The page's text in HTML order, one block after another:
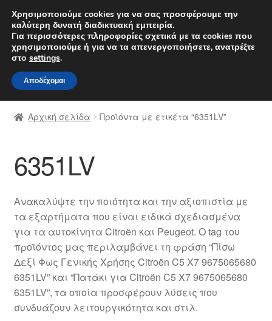
ΑΠΟΣΤΟΛΗ από 7 EUR
Δευτέρα-Παρ. 9 π.μ. - 4 μ.μ.
Απευθείας
μετάβαση
στην
πλοήγηση
Μετάβαση
σε
περιεχόμενο
Αρχική
Διαδικασία Παραπόνων
Επικοινωνία
Μεταφορά
Ο λογαριασμός μου
Ολοκλήρωση αγοράς
Αρχική σελίδα Προϊόντα με ετικέτα “6351LV”
6351LV
Ανακαλύψτε την ποιότητα και την αξιοπιστία με
τα εξαρτήματα που είναι ειδικά σχεδιασμένα
για τα αυτοκίνητα Citroën και Peugeot. Ο tag του
προϊόντος μας περιλαμβάνει τη φράση “Πίσω
Δεξί Φως Γενικής Χρήσης Citroën C5 X7 9675065680
6351LV” και “Πατάκι για Citroën C5 X7 9675065680
6351LV”, τα οποία προσφέρουν λύσεις που
συνδυάζουν λειτουργικότητα και στιλ.
Χρησιμοποιούμε cookies για να σας προσφέρουμε την
καλύτερη δυνατή διαδικτυακή εμπειρία.
Για περισσότερες πληροφορίες σχετικά με τα cookies που
χρησιμοποιούμε ή για να τα απενεργοποιήσετε, ανατρέξτε
στο settings.
Αποδέχομαι